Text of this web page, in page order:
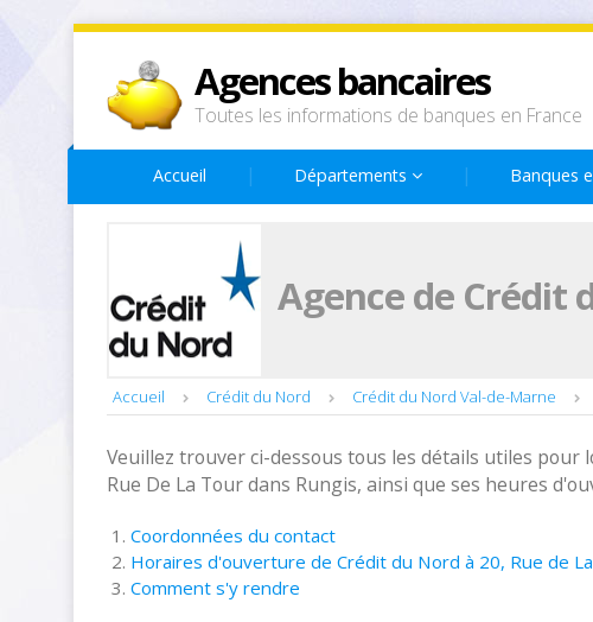
Agences bancaires
Toutes les informations de banques en France
Accueil Départements Banques
Agence de Crédit
Accueil Crédit du Nord Crédit du Nord Val-de-Marne
Veuillez trouver ci-dessous tous les détails utiles pour
Rue De La Tour dans Rungis, ainsi que ses heures
Coordonnées du contact
Horaires d'ouverture de Crédit du Nord à 20, Rue de
Comment s'y rendre